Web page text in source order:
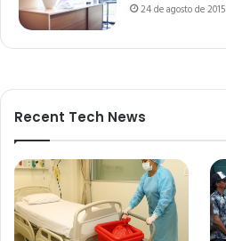
24 de agosto de 2015
Recent Tech News